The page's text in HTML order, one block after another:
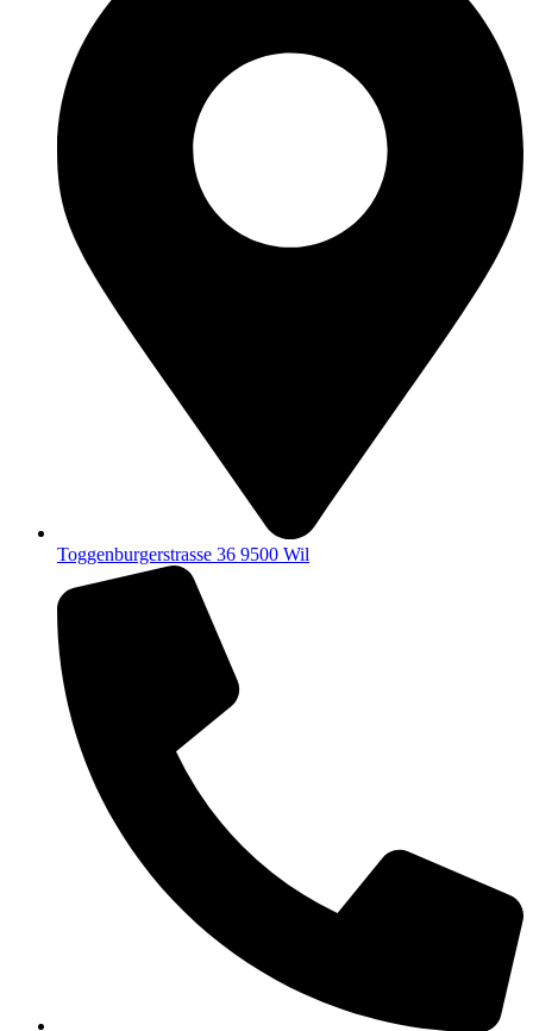
Toggenburgerstrasse 36 9500 Wil